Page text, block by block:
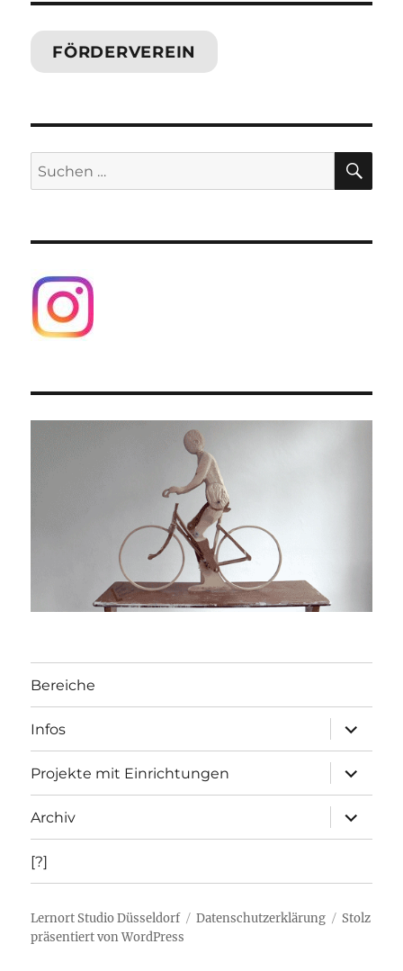
FÖRDERVEREIN
Suchen
nach:
Bereiche
Infos
öffnen
Projekte mit Einrichtungen
öffnen
Archiv
öffnen
[?]
Lernort Studio Düsseldorf Datenschutzerklärung
Stolz
präsentiert von WordPress